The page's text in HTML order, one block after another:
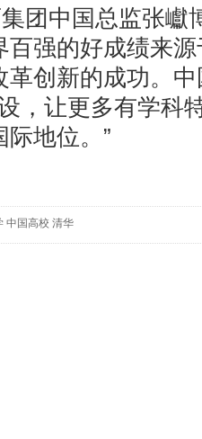
中国总监张巘
百强的好成绩来
革创新的成功。
，让更多有学科
地位。”
中国高校 清华